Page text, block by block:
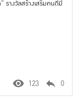
างวัลสร้างเสริมคนดีมี
123 0